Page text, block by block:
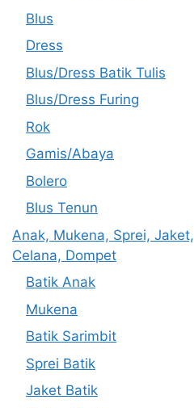
Blus
Dress
Blus/Dress Batik Tulis
Blus/Dress Furing
Rok
Gamis/Abaya
Bolero
Blus Tenun
Anak, Mukena, Sprei, Jaket,
Celana, Dompet
Batik Anak
Mukena
Batik Sarimbit
Sprei Batik
Jaket Batik